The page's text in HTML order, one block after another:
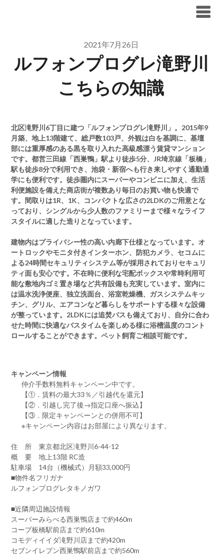
2021年7月26日
ルフォンプログレ滝野川
こちらの知識
北区滝野川6丁目に建つ「ルフォンプログレ滝野川」。2015年9
月築、地上13階建て、総戸数103戸、外観は白を基調に、基壇
部には重厚感のある黒を取り入れた高級感漂う賃貸マンション
です。都営三田線「西巣鴨」駅より徒歩5分、JR埼京線「板橋」
駅も徒歩8分で利用でき、池袋・新宿へも行き来しやすく通勤通
学にも便利です。徒歩圏内にスーパーやコンビニに加え、生活
利便施設を備えた商店街が複数あり毎日のお買い物も快適で
す。間取りは1R、1K、コンパクトな広さの2LDKのご用意とな
っており、シングルから少人数のファミリーまで様々なライフ
スタイルに適した造りとなっています。
建物内はプライバシー性の高い内廊下仕様となっています。オ
ートロックやモニタ付きインターホン、防犯カメラ、セコムに
よる24時間セキュリティシステム等が採用されておりセキュリ
ティ面も安心です。不在時に便利な宅配ボックスや常時利用可
能な敷地内ゴミ置き場など共有設備も充実しています。室内に
は温水洗浄便座、独立洗面台、浴室乾燥機、ガスシステムキッ
チン、グリル、エアコンなど暮らしをサポートする様々な設備
が整っています。2LDKには追焚バスも備えており、自分に合わ
せた時間に快適なバスタイムを楽しめる様に浴槽温度のコント
ロールすることができます。ペット飼育ご相談可能です。
キャンペーン情報
仲介手数料無料キャンペーン中です。
【①．賃料の最大33％／引越代を還元】
【②．引越し完了後→指定口座へ振込】
【③．限定キャンペーンとの併用不可】
※キャンペーン内容はお部屋により異なります。
住 所 東京都北区滝野川6-44-12
概 要 地上13階 RC造
駐車場 14台（機械式）月額33,000円
■物件名フリガナ
ルフォンプログレタキノガワ
■近隣周辺施設情報
スーパーみらべる西巣鴨店まで約460m
コープ板橋駅前店まで約610m
コモディイイダ滝野川店まで約420m
セブンイレブン西巣鴨駅前店まで約560m